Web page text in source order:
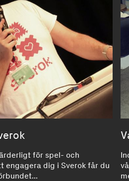
för spel- och
engagera dig i Sverok får du